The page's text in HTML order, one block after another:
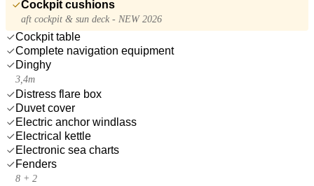
Cockpit cushions
aft cockpit & sun deck - NEW 2026
Cockpit table
Complete navigation equipment
Dinghy
3,4m
Distress flare box
Duvet cover
Electric anchor windlass
Electrical kettle
Electronic sea charts
Fenders
8 + 2